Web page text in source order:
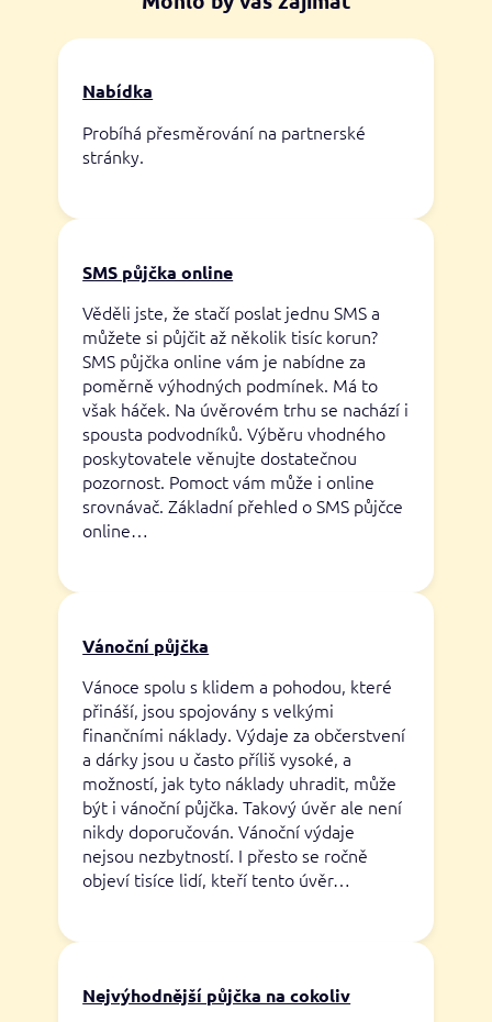
Nabídka
Probíhá přesměrování na partnerské
stránky.
SMS půjčka online
Věděli jste, že stačí poslat jednu SMS a
můžete si půjčit až několik tisíc korun?
SMS půjčka online vám je nabídne za
poměrně výhodných podmínek. Má to
však háček. Na úvěrovém trhu se nachází i
spousta podvodníků. Výběru vhodného
poskytovatele věnujte dostatečnou
pozornost. Pomoct vám může i online
srovnávač. Základní přehled o SMS půjčce
online…
Vánoční půjčka
Vánoce spolu s klidem a pohodou, které
přináší, jsou spojovány s velkými
finančními náklady. Výdaje za občerstvení
a dárky jsou u často příliš vysoké, a
možností, jak tyto náklady uhradit, může
být i vánoční půjčka. Takový úvěr ale není
nikdy doporučován. Vánoční výdaje
nejsou nezbytností. I přesto se ročně
objeví tisíce lidí, kteří tento úvěr…
Nejvýhodnější půjčka na cokoliv